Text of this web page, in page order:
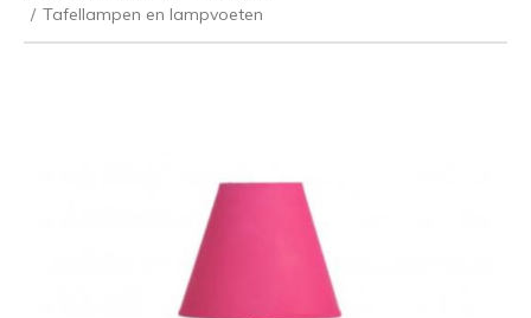
/ Tafellampen en lampvoeten